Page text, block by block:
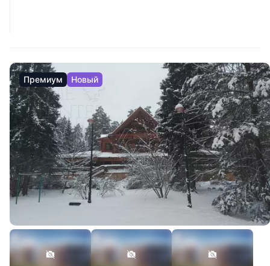
Премиум Новый